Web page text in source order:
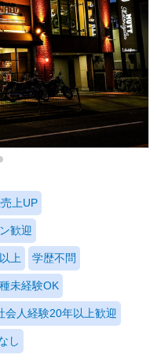
上UP
歓迎
上 学歴不問
未経験OK
会人経験20年以上歓迎
し